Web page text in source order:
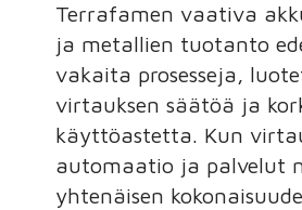
Terrafamen vaativa
ja metallien tuotanto
vakaita prosesseja,
virtauksen säätöä ja
käyttöastetta. Kun
automaatio ja palvelut
yhtenäisen